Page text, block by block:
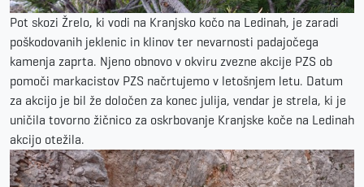
Pot skozi Žrelo, ki vodi na Kranjsko kočo na Ledinah, je zaradi
poškodovanih jeklenic in klinov ter nevarnosti padajočega
kamenja zaprta. Njeno obnovo v okviru zvezne akcije PZS ob
pomoči markacistov PZS načrtujemo v letošnjem letu. Datum
za akcijo je bil že določen za konec julija, vendar je strela, ki je
uničila tovorno žičnico za oskrbovanje Kranjske koče na Ledinah
akcijo otežila.